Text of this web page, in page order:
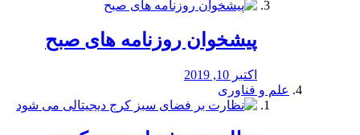
پیشخوان روزنامه های صبح
اکتبر 10, 2019
علم و فناوری